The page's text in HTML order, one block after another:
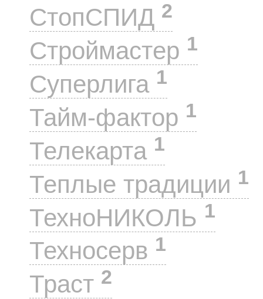
СтопСПИД 2
Строймастер 1
Суперлига 1
Тайм-фактор 1
Телекарта 1
Теплые традиции 1
ТехноНИКОЛЬ 1
Техносерв 1
Траст 2